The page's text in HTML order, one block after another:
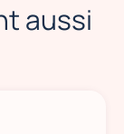
aussi